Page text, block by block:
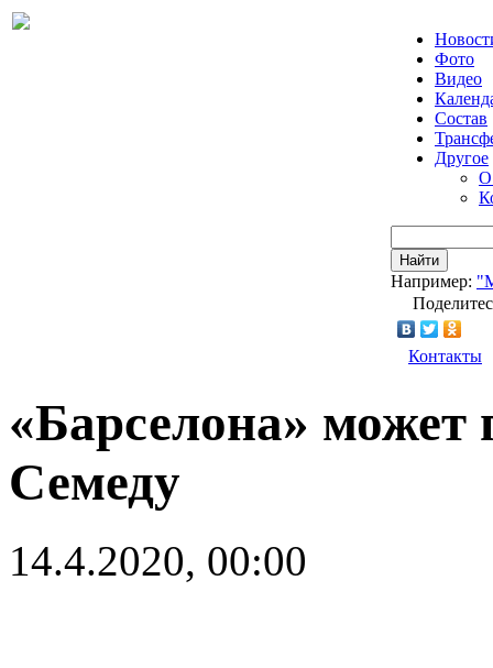
Фото
Видео
Состав
Другое
О
Найти
Например:
Контакты
«Барселона» может
Семеду
14.4.2020, 00:00